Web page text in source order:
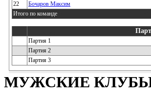
22
Бочаров Максим
Итого по команде
Партия 1
Партия 2
Партия 3
МУЖСКИЕ